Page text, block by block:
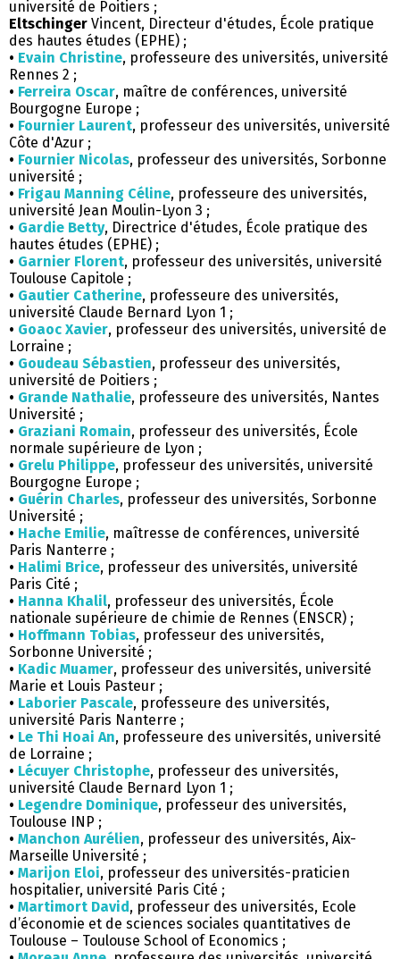
université de Poitiers ;
Eltschinger Vincent, Directeur d'études, École pratique
des hautes études (EPHE) ;
• Evain Christine, professeure des universités, université
Rennes 2 ;
• Ferreira Oscar, maître de conférences, université
Bourgogne Europe ;
• Fournier Laurent, professeur des universités, université
Côte d'Azur ;
• Fournier Nicolas, professeur des universités, Sorbonne
université ;
• Frigau Manning Céline, professeure des universités,
université Jean Moulin-Lyon 3 ;
• Gardie Betty, Directrice d'études, École pratique des
hautes études (EPHE) ;
• Garnier Florent, professeur des universités, université
Toulouse Capitole ;
• Gautier Catherine, professeure des universités,
université Claude Bernard Lyon 1 ;
• Goaoc Xavier, professeur des universités, université de
Lorraine ;
• Goudeau Sébastien, professeur des universités,
université de Poitiers ;
• Grande Nathalie, professeure des universités, Nantes
Université ;
• Graziani Romain, professeur des universités, École
normale supérieure de Lyon ;
• Grelu Philippe, professeur des universités, université
Bourgogne Europe ;
• Guérin Charles, professeur des universités, Sorbonne
Université ;
• Hache Emilie, maîtresse de conférences, université
Paris Nanterre ;
• Halimi Brice, professeur des universités, université
Paris Cité ;
• Hanna Khalil, professeur des universités, École
nationale supérieure de chimie de Rennes (ENSCR) ;
• Hoffmann Tobias, professeur des universités,
Sorbonne Université ;
• Kadic Muamer, professeur des universités, université
Marie et Louis Pasteur ;
• Laborier Pascale, professeure des universités,
université Paris Nanterre ;
• Le Thi Hoai An, professeure des universités, université
de Lorraine ;
• Lécuyer Christophe, professeur des universités,
université Claude Bernard Lyon 1 ;
• Legendre Dominique, professeur des universités,
Toulouse INP ;
• Manchon Aurélien, professeur des universités, Aix-
Marseille Université ;
• Marijon Eloi, professeur des universités-praticien
hospitalier, université Paris Cité ;
• Martimort David, professeur des universités, Ecole
d’économie et de sciences sociales quantitatives de
Toulouse – Toulouse School of Economics ;